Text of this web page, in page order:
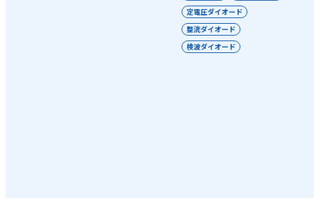
定電圧ダイオード
整流ダイオード
検波ダイオード